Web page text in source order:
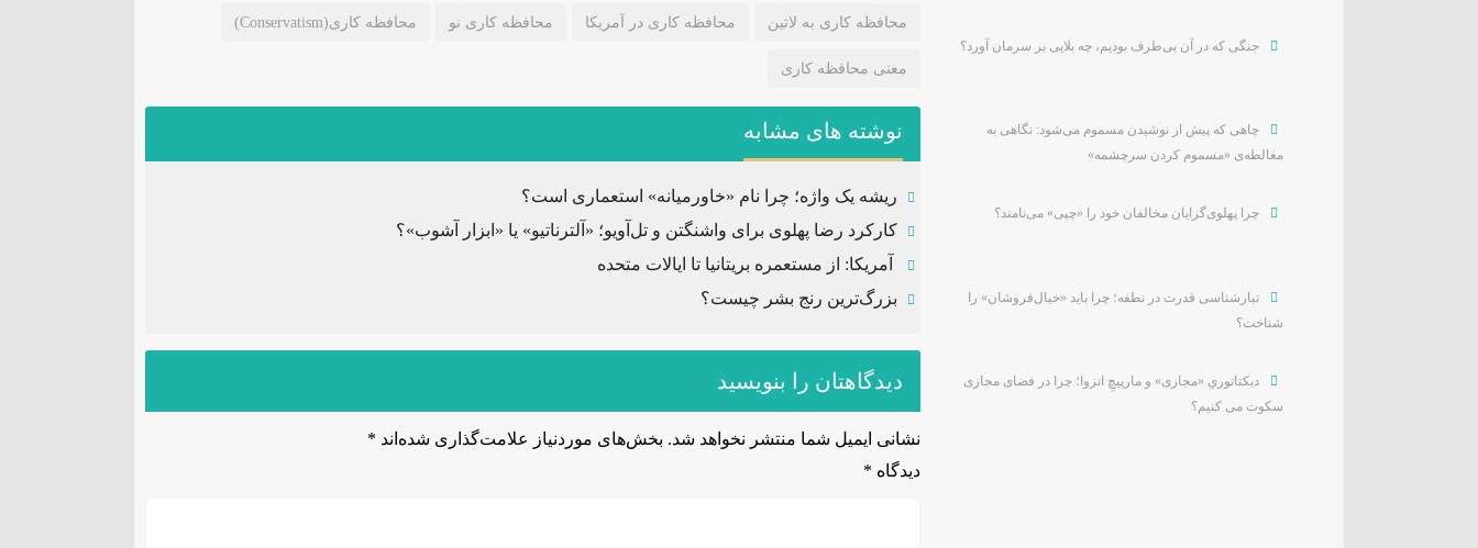
محافظه کاری به لاتین محافظه کاری در آمریکا محافظه کاری نو محافظه کاری(Conservatism)
معنی محافظه کاری
نوشته های مشابه
ریشه یک واژه؛ چرا نام «خاورمیانه» استعماری است؟
کارکرد رضا پهلوی برای واشنگتن و تل‌آویو؛ «آلترناتیو» یا «ابزار آشوب»؟
آمریکا: از مستعمره بریتانیا تا ایالات متحده
بزرگ‌ترین رنج بشر چیست؟
دیدگاهتان را بنویسید
نشانی ایمیل شما منتشر نخواهد شد. بخش‌های موردنیاز علامت‌گذاری شده‌اند *
دیدگاه *
جنگی که در آن بی‌طرف بودیم، چه بلایی بر سرمان آورد؟
چاهی که پیش از نوشیدن مسموم می‌شود: نگاهی به
مغالطه‌ی «مسموم کردن سرچشمه»
چرا پهلوی‌گرایان مخالفان خود را «چپی» می‌نامند؟
تبارشناسی قدرت در نطفه؛ چرا باید «خیال‌فروشان» را
شناخت؟
دیکتاتوریِ «مجازی» و مارپیچِ انزوا؛ چرا در فضای مجازی
سکوت می کنیم؟